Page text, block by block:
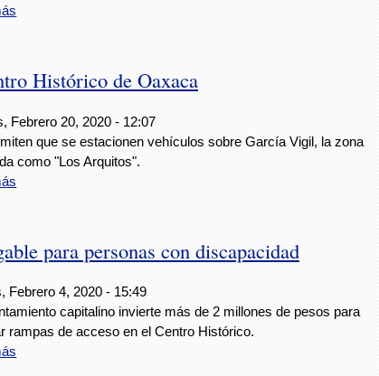
Histórico de Oaxaca
Febrero 20, 2020 - 12:07
que se estacionen vehículos sobre García Vigil, la zona
como "Los Arquitos".
para personas con discapacidad
Febrero 4, 2020 - 15:49
capitalino invierte más de 2 millones de pesos para
rampas de acceso en el Centro Histórico.